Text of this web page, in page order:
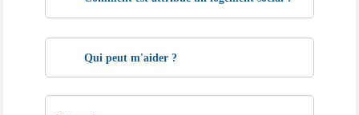
Qui peut m'aider ?